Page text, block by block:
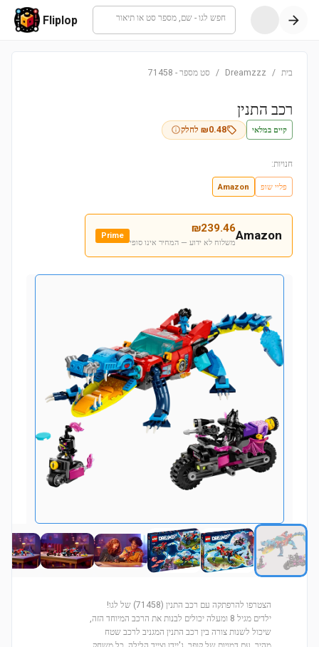
חפש לגו - שם, מספר סט או תיאור Fliplop
בית /
Dreamzzz
/ סט מספר -
71458
רכב התנין
קיים במלאי ₪0.48 לחלק
חנויות:
פליי שופ Amazon
Amazon
₪239.46
משלוח לא ידוע — המחיר אינו סופי
Prime
הצטרפו להרפתקה עם רכב התנין (71458) של לגו!
ילדים מגיל 8 ומעלה יכולים לבנות את הרכב המיוחד הזה,
שיכול לשנות צורה בין רכב התנין המגניב לרכב שטח